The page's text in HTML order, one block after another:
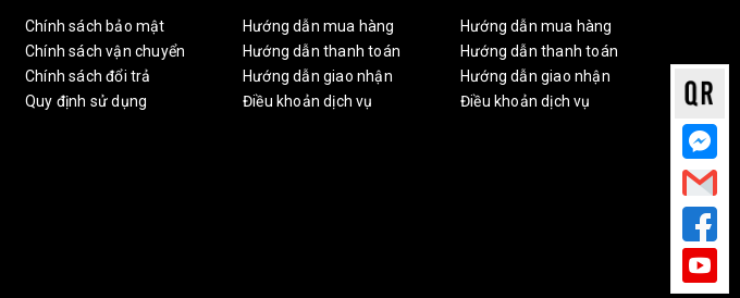
Chính sách bảo mật
Chính sách vận chuyển
Chính sách đổi trả
Quy định sử dụng
Hướng dẫn mua hàng
Hướng dẫn thanh toán
Hướng dẫn giao nhận
Điều khoản dịch vụ
Hướng dẫn mua hàng
Hướng dẫn thanh toán
Hướng dẫn giao nhận
Điều khoản dịch vụ